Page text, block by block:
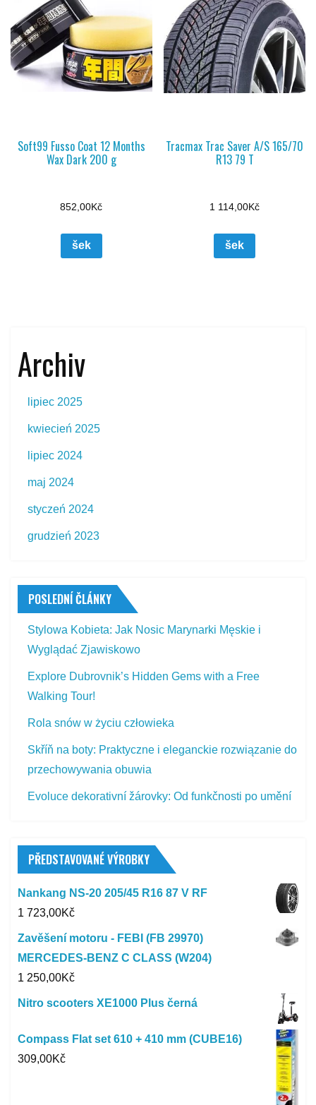
Soft99 Fusso Coat 12 Months
Wax Dark 200 g
852,00Kč
šek
Tracmax Trac Saver A/S 165/70
R13 79 T
1 114,00Kč
šek
Archiv
lipiec 2025
kwiecień 2025
lipiec 2024
maj 2024
styczeń 2024
grudzień 2023
POSLEDNÍ ČLÁNKY
Stylowa Kobieta: Jak Nosic Marynarki Męskie i
Wyglądać Zjawiskowo
Explore Dubrovnik’s Hidden Gems with a Free
Walking Tour!
Rola snów w życiu człowieka
Skříň na boty: Praktyczne i eleganckie rozwiązanie do
przechowywania obuwia
Evoluce dekorativní žárovky: Od funkčnosti po umění
PŘEDSTAVOVANÉ VÝROBKY
Nankang NS-20 205/45 R16 87 V RF
1 723,00Kč
Zavěšení motoru - FEBI (FB 29970)
MERCEDES-BENZ C CLASS (W204)
1 250,00Kč
Nitro scooters XE1000 Plus černá
Compass Flat set 610 + 410 mm (CUBE16)
309,00Kč